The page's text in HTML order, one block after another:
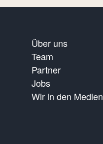
Über uns
Team
Partner
Jobs
Wir in den Medien